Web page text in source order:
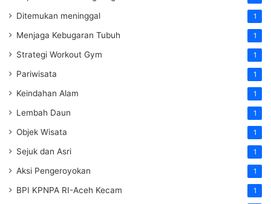
Ditemukan meninggal 1
Menjaga Kebugaran Tubuh 1
Strategi Workout Gym 1
Pariwisata 1
Keindahan Alam 1
Lembah Daun 1
Objek Wisata 1
Sejuk dan Asri 1
Aksi Pengeroyokan 1
BPI KPNPA RI-Aceh Kecam 1